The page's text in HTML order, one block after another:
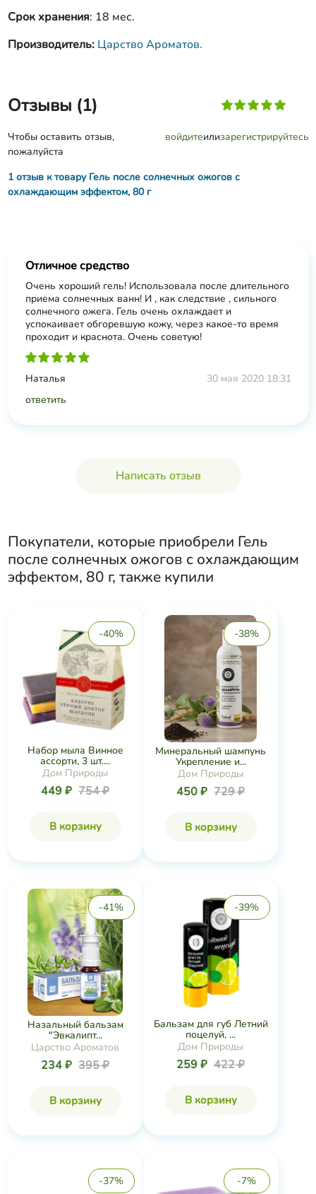
Срок хранения: 18 мес.
Производитель: Царство Ароматов.
Отзывы (1)
Чтобы оставить отзыв,
пожалуйста
войдитеилизарегистрируйтесь
1 отзыв к товару Гель после солнечных ожогов с
охлаждающим эффектом, 80 г
Отличное средство
Очень хороший гель! Использовала после длительного
приема солнечных ванн! И , как следствие , сильного
солнечного ожега. Гель очень охлаждает и
успокаивает обгоревшую кожу, через какое-то время
проходит и краснота. Очень советую!
Наталья
30 мая 2020 18:31
ответить
Написать отзыв
Покупатели, которые приобрели Гель
после солнечных ожогов с охлаждающим
эффектом, 80 г, также купили
-40%
Набор мыла Винное
ассорти, 3 шт....
Дом Природы
449 ₽ 754 ₽
В корзину
-38%
Минеральный шампунь
Укрепление и...
Дом Природы
450 ₽ 729 ₽
В корзину
-41%
Назальный бальзам
"Эвкалипт...
Царство Ароматов
234 ₽ 395 ₽
В корзину
-39%
Бальзам для губ Летний
поцелуй, ...
Дом Природы
259 ₽ 422 ₽
В корзину
-37% -7%